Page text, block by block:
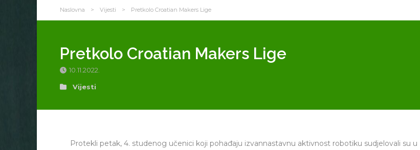
Naslovna > Vijesti > Pretkolo Croatian Makers Lige
Pretkolo Croatian Makers Lige
10.11.2022.
Vijesti
Protekli petak, 4. studenog učenici koji pohađaju izvannastavnu aktivnost robotiku sudjelovali su u